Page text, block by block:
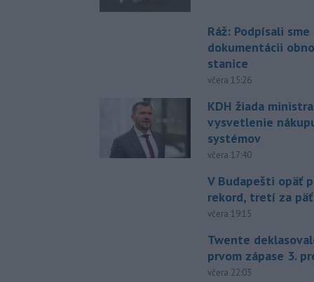
Ráž: Podpísali
dokumentácii
stanice
včera 15:26
KDH žiada
vysvetlenie
systémov
včera 17:40
V Budapešti opäť
rekord, tretí za
včera 19:15
Twente
prvom zápase 3.
včera 22:03